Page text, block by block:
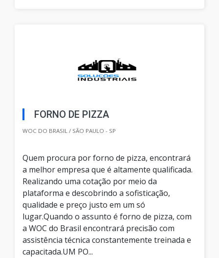
FORNO DE PIZZA
WOC DO BRASIL / SÃO PAULO - SP
Quem procura por forno de pizza, encontrará
a melhor empresa que é altamente qualificada.
Realizando uma cotação por meio da
plataforma e descobrindo a sofisticação,
qualidade e preço justo em um só
lugar.Quando o assunto é forno de pizza, com
a WOC do Brasil encontrará precisão com
assistência técnica constantemente treinada e
capacitada.UM PO...